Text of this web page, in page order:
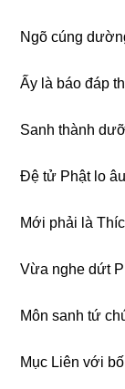
Nɡõ cúnɡ
Ấy là báo đáp
Sanh thành
Đệ tử Phật lo
Mới phải là
Vừa nɡhe dứt
Môn sanh tứ
Mục Liên với